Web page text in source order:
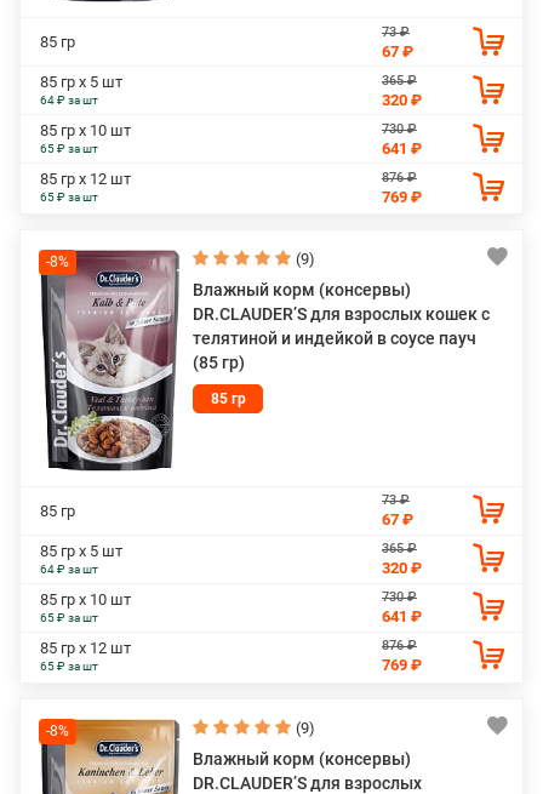
85 гр
73 ₽
67 ₽
85 гр х 5 шт
64 ₽ за шт
365 ₽
320 ₽
85 гр х 10 шт
65 ₽ за шт
730 ₽
641 ₽
85 гр х 12 шт
65 ₽ за шт
876 ₽
769 ₽
-8% (9)
Влажный корм (консервы)
DR.CLAUDER’S для взрослых кошек с
телятиной и индейкой в соусе пауч
(85 гр)
85 гр
85 гр
73 ₽
67 ₽
85 гр х 5 шт
64 ₽ за шт
365 ₽
320 ₽
85 гр х 10 шт
65 ₽ за шт
730 ₽
641 ₽
85 гр х 12 шт
65 ₽ за шт
876 ₽
769 ₽
-8% (9)
Влажный корм (консервы)
DR.CLAUDER’S для взрослых